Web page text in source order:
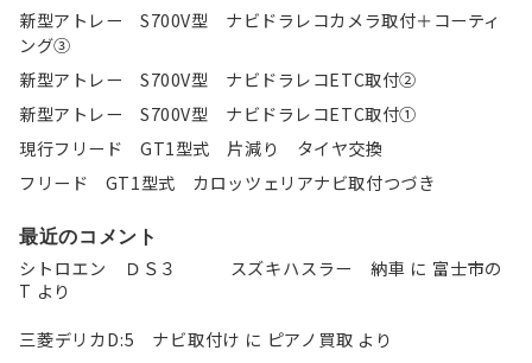
新型アトレー S700V型 ナビドラレコカメラ取付＋コーティ
ング③
新型アトレー S700V型 ナビドラレコETC取付②
新型アトレー S700V型 ナビドラレコETC取付①
現行フリード GT1型式 片減り タイヤ交換
フリード GT1型式 カロッツェリアナビ取付つづき
最近のコメント
シトロエン ＤＳ３ スズキハスラー 納車 に 富士市の
T より
三菱デリカD:5 ナビ取付け に ピアノ買取 より